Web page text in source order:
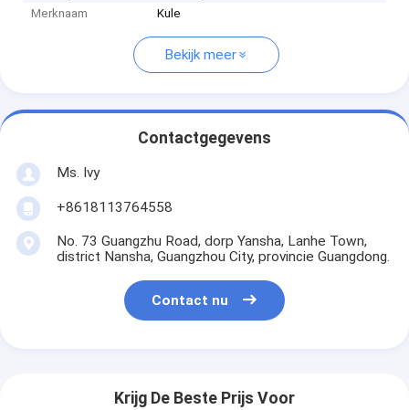
Merknaam
Kule
Bekijk meer
Contactgegevens
Ms. Ivy
+8618113764558
No. 73 Guangzhu Road, dorp Yansha, Lanhe Town,
district Nansha, Guangzhou City, provincie Guangdong.
Contact nu
Krijg De Beste Prijs Voor